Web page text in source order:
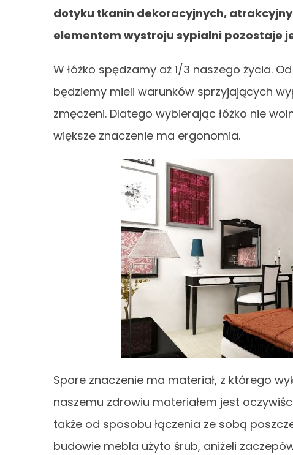
dotyku tkanin dekoracyjnych,
elementem wystroju sypialni pozostaje
W łóżko spędzamy aż 1/3 naszego życia.
będziemy mieli warunków sprzyjających
zmęczeni. Dlatego wybierając łóżko nie
większe znaczenie ma ergonomia.
Spore znaczenie ma materiał, z którego
naszemu zdrowiu materiałem jest
także od sposobu łączenia ze sobą
budowie mebla użyto śrub, aniżeli